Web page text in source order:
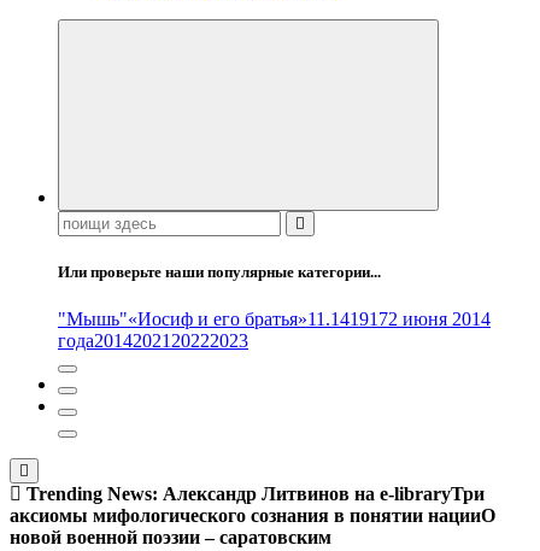
Поиск:
Или проверьте наши популярные категории...
"Мышь"«Иосиф и его братья»11.1419172 июня 2014
года20142021 20222023
Trending News: Александр Литвинов на e-libraryТри
аксиомы мифологического сознания в понятии нацииО
новой военной поэзии – саратовским